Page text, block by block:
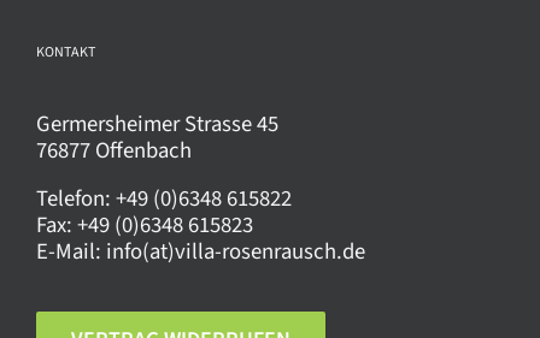
KONTAKT
Germersheimer Strasse 45
76877 Offenbach
Telefon:+49 (0)6348 615822
Fax:+49 (0)6348 615823
E-Mail: info(at)villa-rosenrausch.de